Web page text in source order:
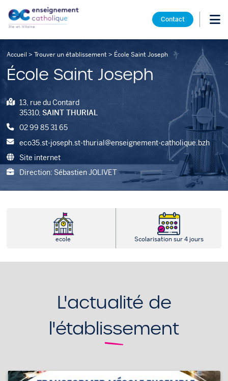
Contact
Accueil > Trouver un établissement > École Saint Joseph
École Saint Joseph
13, rue du Contard
35310,SAINT THURIAL
02 99 85 31 65
eco35.st-joseph.st-thurial@enseignement-catholique.bzh
Site internet
Direction: Sébastien JOLIVET
ecole Scolarisation sur 4 jours
L'actualité de
l'établissement